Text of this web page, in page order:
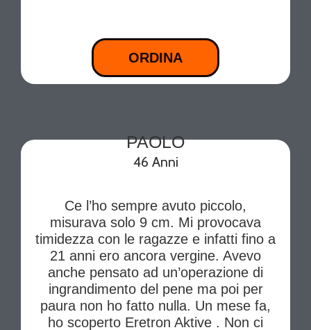
ORDINA
PAOLO
46 Anni
Ce l’ho sempre avuto piccolo,
misurava solo 9 cm. Mi provocava
timidezza con le ragazze e infatti fino a
21 anni ero ancora vergine. Avevo
anche pensato ad un’operazione di
ingrandimento del pene ma poi per
paura non ho fatto nulla. Un mese fa,
ho scoperto Eretron Aktive . Non ci